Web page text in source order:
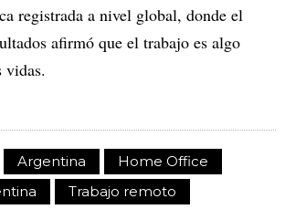
registrada a nivel global, donde el
afirmó que el trabajo es algo
vidas.
Argentina
Home Office
Trabajo remoto